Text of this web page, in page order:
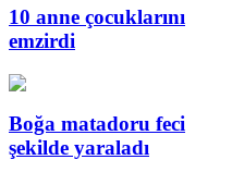
10 anne çocuklarını
emzirdi
Boğa matadoru feci
şekilde yaraladı